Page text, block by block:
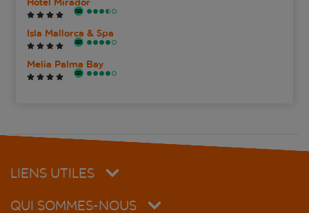
Isla Mallorca & Spa
Melia Palma Bay
LIENS UTILES
QUI SOMMES-NOUS